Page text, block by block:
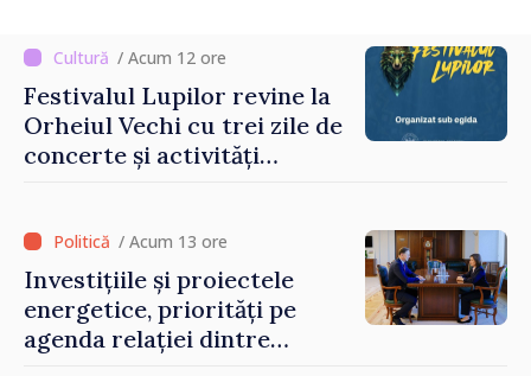
/ Acum 12 ore
Festivalul Lupilor revine la
Orheiul Vechi cu trei zile de
concerte și activități
/ Acum 13 ore
Investițiile și proiectele
energetice, priorități pe
agenda relației dintre